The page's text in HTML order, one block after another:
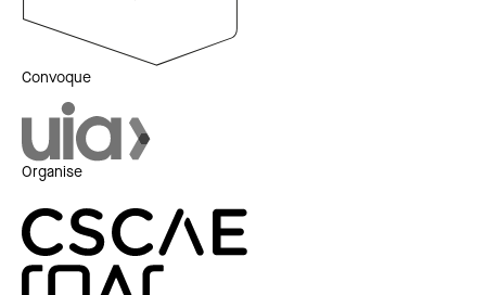
Convoque
Organise